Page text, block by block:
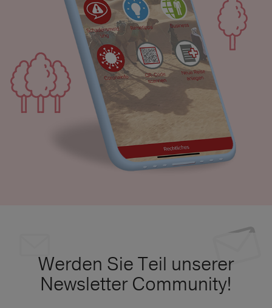
Werden Sie Teil unserer
Newsletter Community!